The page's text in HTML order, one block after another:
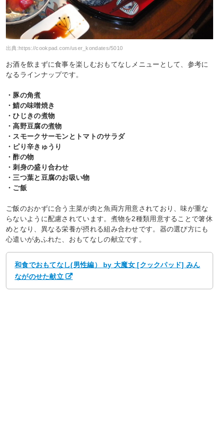
出典: https://cookpad.com/user_kondates/5010
お酒を飲まずに食事を楽しむおもてなしメニューとして、参考に
なるラインナップです。
・豚の角煮
・鯖の味噌焼き
・ひじきの煮物
・高野豆腐の煮物
・スモークサーモンとトマトのサラダ
・ピり辛きゅうり
・酢の物
・刺身の盛り合わせ
・三つ葉と豆腐のお吸い物
・ご飯
ご飯のおかずに合う主菜が肉と魚両方用意されており、味が重な
らないように配慮されています。煮物を2種類用意することで箸休
めとなり、異なる栄養が摂れる組み合わせです。器の選び方にも
心遣いがあふれた、おもてなしの献立です。
和食でおもてなし(男性編） by 大魔女 [クックパッド] みん
ながのせた献立